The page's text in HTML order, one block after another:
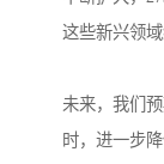
这些新兴领
未来，我们
时，进一步